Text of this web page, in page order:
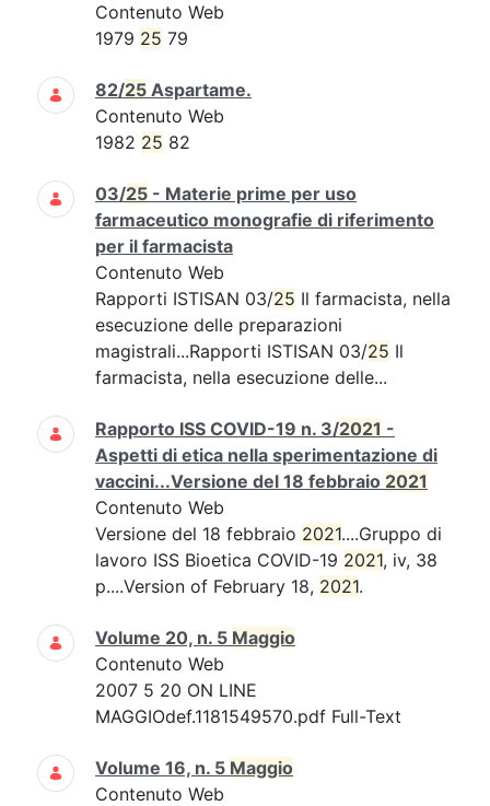
Contenuto Web
1979 25 79
82/25 Aspartame.
Contenuto Web
1982 25 82
03/25 - Materie prime per uso
farmaceutico monografie di riferimento
per il farmacista
Contenuto Web
Rapporti ISTISAN 03/25 Il farmacista, nella
esecuzione delle preparazioni
magistrali...Rapporti ISTISAN 03/25 Il
farmacista, nella esecuzione delle...
Rapporto ISS COVID-19 n. 3/2021 -
Aspetti di etica nella sperimentazione di
vaccini...Versione del 18 febbraio 2021
Contenuto Web
Versione del 18 febbraio 2021....Gruppo di
lavoro ISS Bioetica COVID-19 2021, iv, 38
p....Version of February 18, 2021.
Volume 20, n. 5 Maggio
Contenuto Web
2007 5 20 ON LINE
MAGGIOdef.1181549570.pdf Full-Text
Volume 16, n. 5 Maggio
Contenuto Web